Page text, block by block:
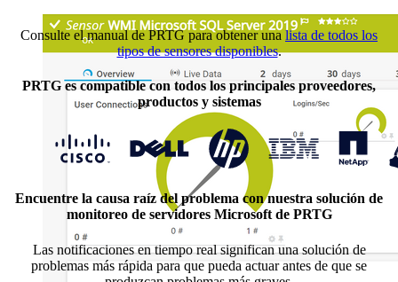
Consulte el manual de PRTG para obtener una lista de todos los
tipos de sensores disponibles.
PRTG es compatible con todos los principales proveedores,
productos y sistemas
Encuentre la causa raíz del problema con nuestra solución de
monitoreo de servidores Microsoft de PRTG
Las notificaciones en tiempo real significan una solución de
problemas más rápida para que pueda actuar antes de que se